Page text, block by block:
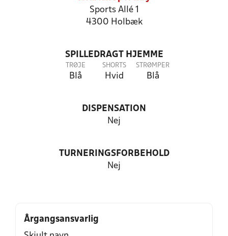
Sports Allé 1
4300 Holbæk
SPILLEDRAGT HJEMME
TRØJE
Blå
SHORTS
Hvid
STRØMPER
Blå
DISPENSATION
Nej
TURNERINGSFORBEHOLD
Nej
Årgangsansvarlig